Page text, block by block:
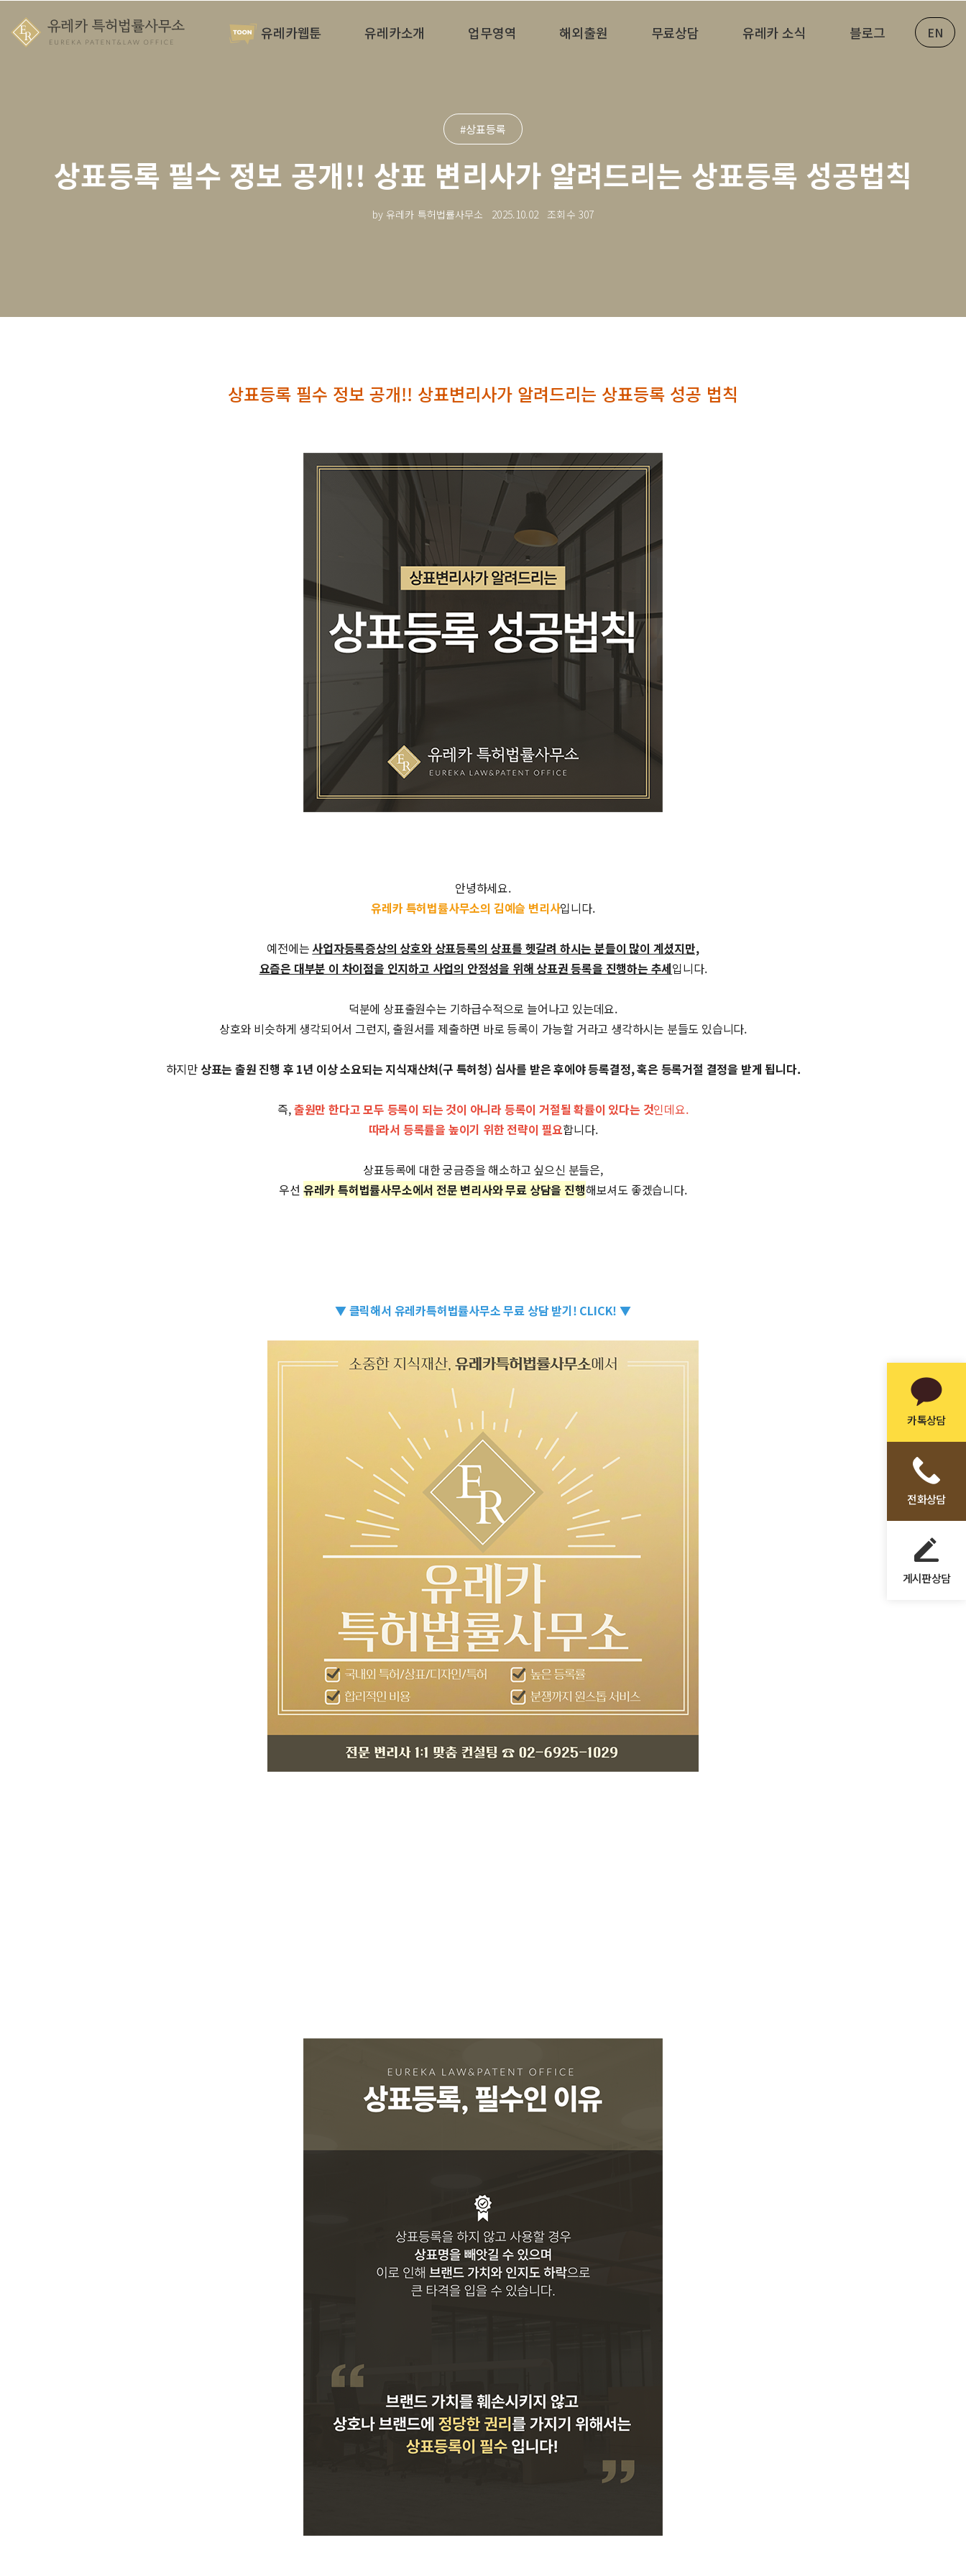
유레카웹툰 유레카소개 업무영역 해외출원 무료상담 유레카 소식 블로그 EN
카톡상담
전화상담
게시판상담
#상표등록
상표등록 필수 정보 공개!! 상표 변리사가 알려드리는 상표등록 성공법칙
by 유레카 특허법률사무소 2025.10.02 조회수 307
상표등록 필수 정보 공개!! 상표변리사가 알려드리는 상표등록 성공 법칙
안녕하세요.
유레카 특허법률사무소의 김예슬 변리사입니다.
예전에는 사업자등록증상의 상호와 상표등록의 상표를 헷갈려 하시는 분들이 많이 계셨지만,
요즘은 대부분 이 차이점을 인지하고 사업의 안정성을 위해 상표권 등록을 진행하는 추세입니다.
​덕분에 상표출원수는 기하급수적으로 늘어나고 있는데요.
상호와 비슷하게 생각되어서 그런지, 출원서를 제출하면 바로 등록이 가능할 거라고 생각하시는 분들도 있습니다.
하지만 상표는 출원 진행 후 1년 이상 소요되는 지식재산처(구 특허청) 심사를 받은 후에야 등록결정, 혹은 등록거절 결정을 받게 됩니다.
즉,출원만 한다고 모두 등록이 되는 것이 아니라 등록이 거절될 확률이 있다는 것인데요.
따라서 등록률을 높이기 위한 전략이 필요합니다.
​상표등록에 대한 궁금증을 해소하고 싶으신 분들은,
우선 유레카 특허법률사무소에서 전문 변리사와 무료 상담을 진행해보셔도 좋겠습니다.
▼ 클릭해서 유레카특허법률사무소 무료 상담 받기! CLICK! ▼